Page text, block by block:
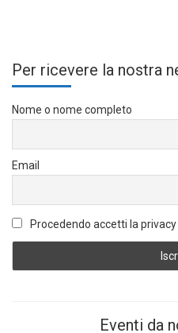
Per ricevere la nostra
Nome o nome completo
Email
Procedendo accetti la
Eventi da